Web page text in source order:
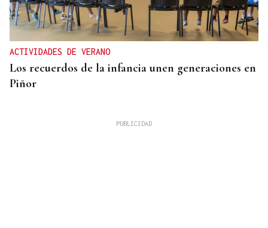
ACTIVIDADES DE VERANO
Los recuerdos de la infancia unen generaciones en
Piñor